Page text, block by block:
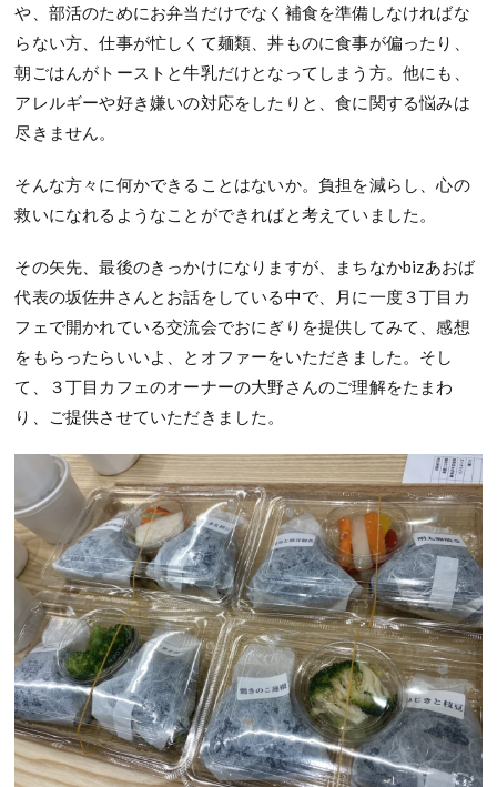
や、部活のためにお弁当だけでなく補食を準備しなければな
らない方、仕事が忙しくて麺類、丼ものに食事が偏ったり、
朝ごはんがトーストと牛乳だけとなってしまう方。他にも、
アレルギーや好き嫌いの対応をしたりと、食に関する悩みは
尽きません。
そんな方々に何かできることはないか。負担を減らし、心の
救いになれるようなことができればと考えていました。
その矢先、最後のきっかけになりますが、まちなかbizあおば
代表の坂佐井さんとお話をしている中で、月に一度３丁目カ
フェで開かれている交流会でおにぎりを提供してみて、感想
をもらったらいいよ、とオファーをいただきました。そし
て、３丁目カフェのオーナーの大野さんのご理解をたまわ
り、ご提供させていただきました。